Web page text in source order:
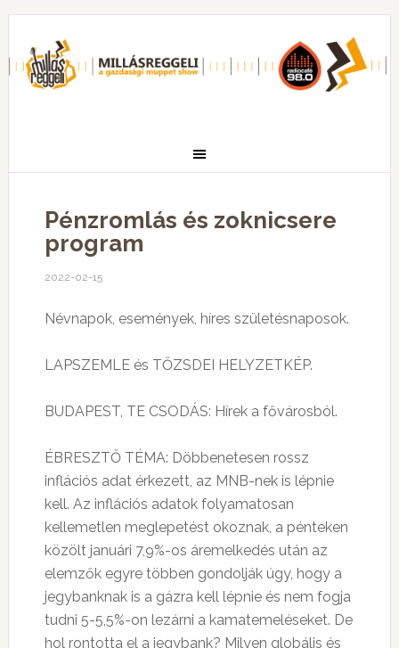
Pénzromlás és zoknicsere
program
2022-02-15
Névnapok, események, híres születésnaposok.
LAPSZEMLE és TŐZSDEI HELYZETKÉP.
BUDAPEST, TE CSODÁS: Hírek a fővárosból.
ÉBRESZTŐ TÉMA: Döbbenetesen rossz
inflációs adat érkezett, az MNB-nek is lépnie
kell. Az inflációs adatok folyamatosan
kellemetlen meglepetést okoznak, a pénteken
közölt januári 7,9%-os áremelkedés után az
elemzők egyre többen gondolják úgy, hogy a
jegybanknak is a gázra kell lépnie és nem fogja
tudni 5-5,5%-on lezárni a kamatemeléseket. De
hol rontotta el a jegybank? Milyen globális és